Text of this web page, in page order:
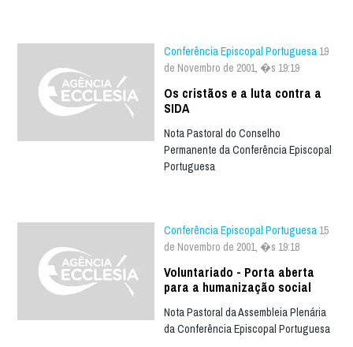
Conferência Episcopal Portuguesa 19
de Novembro de 2001, �s 19:19
Os cristãos e a luta contra a
SIDA
Nota Pastoral do Conselho
Permanente da Conferência Episcopal
Portuguesa
Conferência Episcopal Portuguesa 15
de Novembro de 2001, �s 19:18
Voluntariado - Porta aberta
para a humanização social
Nota Pastoral da Assembleia Plenária
da Conferência Episcopal Portuguesa